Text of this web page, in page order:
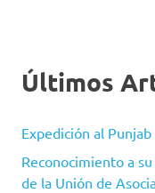
Últimos
Expedición al Punjab
Reconocimiento a
de la Unión de